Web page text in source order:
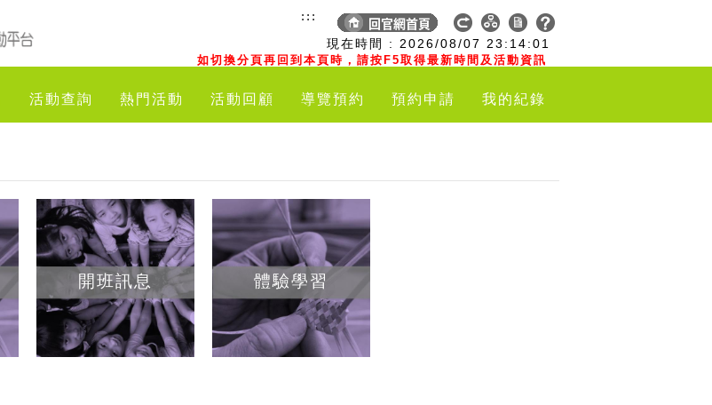
現在時間 : 2026/08/07 23:14:02
如切換分頁再回到本頁時，請按F5取得最新時間及活動資訊
:::
活動查詢 熱門活動 活動回顧 導覽預約 預約申請 我的紀錄
開班訊息 體驗學習